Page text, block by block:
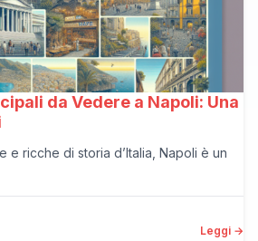
da Vedere a Napoli: Una
e ricche di storia d’Italia, Napoli è un
Leggi →